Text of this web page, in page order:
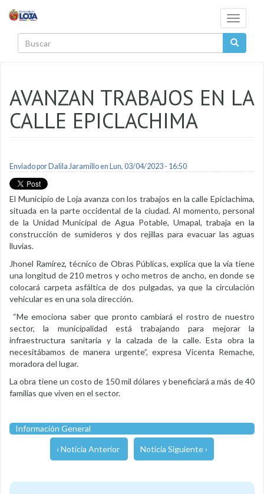
Toggle
AVANZAN TRABAJOS EN LA
CALLE EPICLACHIMA
Enviado por Dalila Jaramilloen Lun, 03/04/2023 - 16:50
El Municipio de Loja avanza con los trabajos en la calle Epiclachima,
situada en la parte occidental de la ciudad. Al momento, personal
de la Unidad Municipal de Agua Potable, Umapal, trabaja en la
construcción de sumideros y dos rejillas para evacuar las aguas
lluvias.
Jhonel Ramírez, técnico de Obras Públicas, explica que la vía tiene
una longitud de 210 metros y ocho metros de ancho, en donde se
colocará carpeta asfáltica de dos pulgadas, ya que la circulación
vehicular es en una sola dirección.
“Me emociona saber que pronto cambiará el rostro de nuestro
sector, la municipalidad está trabajando para mejorar la
infraestructura sanitaria y la calzada de la calle. Esta obra la
necesitábamos de manera urgente”, expresa Vicenta Remache,
moradora del lugar.
La obra tiene un costo de 150 mil dólares y beneficiará a más de 40
familias que viven en el sector.
Información General
‹ Noticia Anterior Noticia Siguiente ›